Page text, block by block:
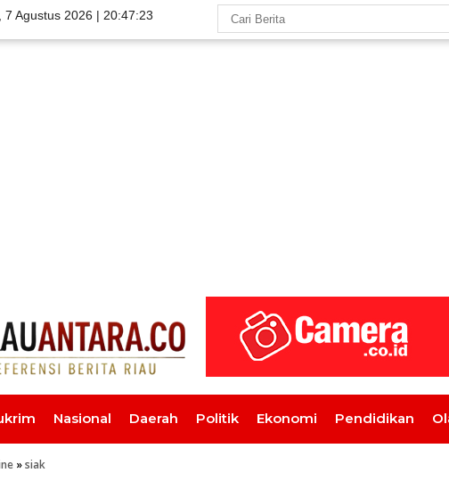
7 Agustus 2026 | 20:47:25
Nasional Daerah Politik Ekonomi Pendidikan
»siak